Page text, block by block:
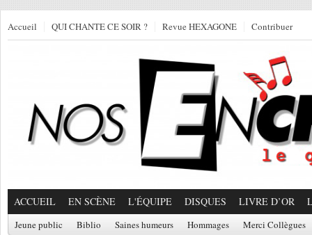
Accueil QUI CHANTE CE SOIR ? Revue HEXAGONE Contribuer
ACCUEIL EN SCÈNE L'ÉQUIPE DISQUES LIVRE D’OR
Jeune public Biblio Saines humeurs Hommages Merci Collègues